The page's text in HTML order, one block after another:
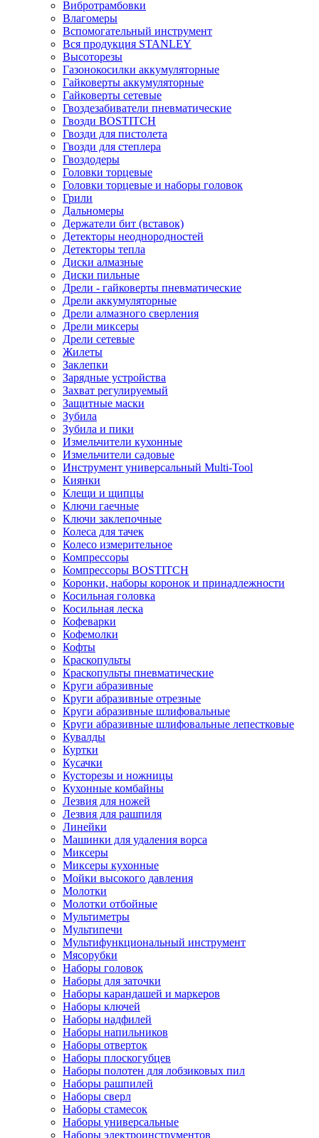
Вибротрамбовки
Влагомеры
Вспомогательный инструмент
Вся продукция STANLEY
Высоторезы
Газонокосилки аккумуляторные
Гайковерты аккумуляторные
Гайковерты сетевые
Гвоздезабиватели пневматические
Гвозди BOSTITCH
Гвозди для пистолета
Гвозди для степлера
Гвоздодеры
Головки торцевые
Головки торцевые и наборы головок
Грили
Дальномеры
Держатели бит (вставок)
Детекторы неоднородностей
Детекторы тепла
Диски алмазные
Диски пильные
Дрели - гайковерты пневматические
Дрели аккумуляторные
Дрели алмазного сверления
Дрели миксеры
Дрели сетевые
Жилеты
Заклепки
Зарядные устройства
Захват регулируемый
Защитные маски
Зубила
Зубила и пики
Измельчители кухонные
Измельчители садовые
Инструмент универсальный Multi-Tool
Киянки
Клещи и щипцы
Ключи гаечные
Ключи заклепочные
Колеса для тачек
Колесо измерительное
Компрессоры
Компрессоры BOSTITCH
Коронки, наборы коронок и принадлежности
Косильная головка
Косильная леска
Кофеварки
Кофемолки
Кофты
Краскопульты
Краскопульты пневматические
Круги абразивные
Круги абразивные отрезные
Круги абразивные шлифовальные
Круги абразивные шлифовальные лепестковые
Кувалды
Куртки
Кусачки
Кусторезы и ножницы
Кухонные комбайны
Лезвия для ножей
Лезвия для рашпиля
Линейки
Машинки для удаления ворса
Миксеры
Миксеры кухонные
Мойки высокого давления
Молотки
Молотки отбойные
Мультиметры
Мультипечи
Мультифункциональный инструмент
Мясорубки
Наборы головок
Наборы для заточки
Наборы карандашей и маркеров
Наборы ключей
Наборы надфилей
Наборы напильников
Наборы отверток
Наборы плоскогубцев
Наборы полотен для лобзиковых пил
Наборы рашпилей
Наборы сверл
Наборы стамесок
Наборы универсальные
Наборы электроинструментов